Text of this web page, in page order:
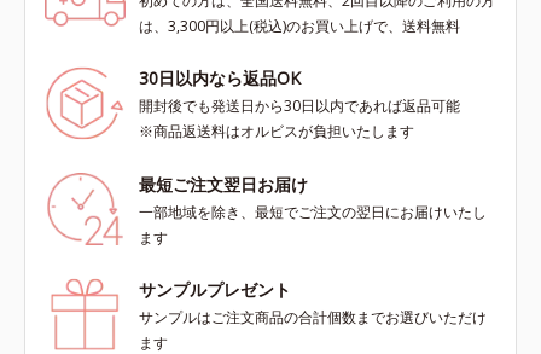
は、3,300円以上(税込)のお買い上げで、送料無料
30日以内なら返品OK
開封後でも発送日から30日以内であれば返品可能
※商品返送料はオルビスが負担いたします
最短ご注文翌日お届け
一部地域を除き、最短でご注文の翌日にお届けいたし
ます
サンプルプレゼント
サンプルはご注文商品の合計個数までお選びいただけ
ます